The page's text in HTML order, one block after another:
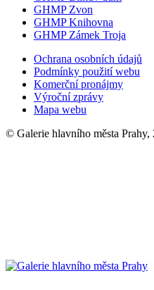
GHMP Zvon
GHMP Knihovna
GHMP Zámek Troja
Ochrana osobních údajů
Podmínky použití webu
Komerční pronájmy
Výroční zprávy
Mapa webu
© Galerie hlavního města Prahy,